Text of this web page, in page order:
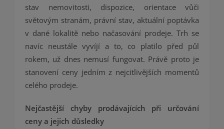
stav nemovitosti, dispozice, orientace vůči
světovým stranám, právní stav, aktuální poptávka
v dané lokalitě nebo načasování prodeje. Trh se
navíc neustále vyvíjí a to, co platilo před půl
rokem, už dnes nemusí fungovat. Právě proto je
stanovení ceny jedním z nejcitlivějších momentů
celého prodeje.
Nejčastější chyby prodávajících při určování
ceny a jejich důsledky